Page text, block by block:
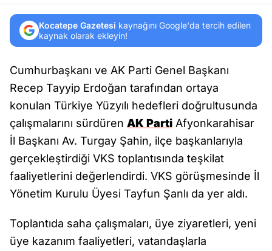
Kocatepe Gazetesi kaynağını Google'da tercih edilen
kaynak olarak ekleyin!
Cumhurbaşkanı ve AK Parti Genel Başkanı
Recep Tayyip Erdoğan tarafından ortaya
konulan Türkiye Yüzyılı hedefleri doğrultusunda
çalışmalarını sürdüren AK Parti Afyonkarahisar
İl Başkanı Av. Turgay Şahin, ilçe başkanlarıyla
gerçekleştirdiği VKS toplantısında teşkilat
faaliyetlerini değerlendirdi. VKS görüşmesinde İl
Yönetim Kurulu Üyesi Tayfun Şanlı da yer aldı.
Toplantıda saha çalışmaları, üye ziyaretleri, yeni
üye kazanım faaliyetleri, vatandaşlarla